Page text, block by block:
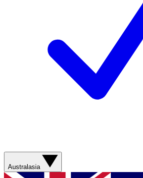
Australasia